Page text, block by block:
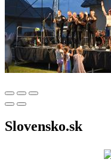
Slovensko.sk